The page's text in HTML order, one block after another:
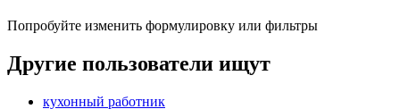
Попробуйте изменить формулировку или фильтры
Другие пользователи ищут
кухонный работник